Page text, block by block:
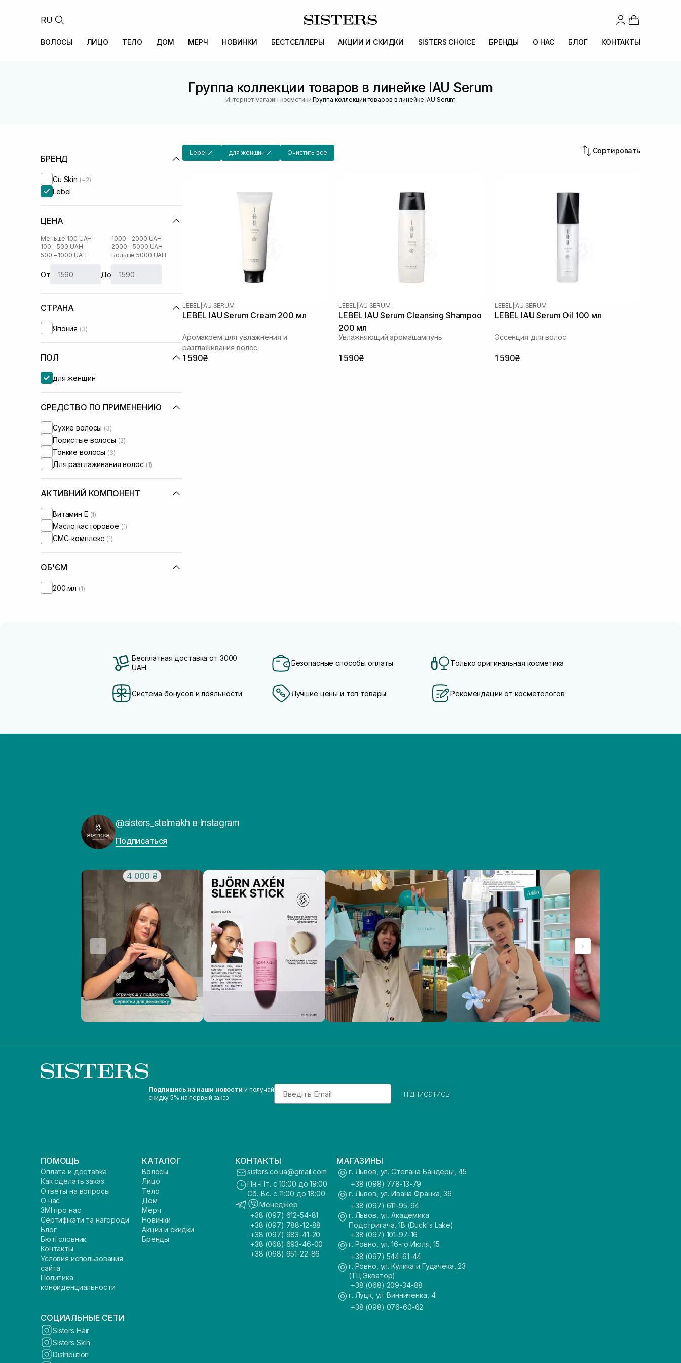
RU
ВОЛОСЫ ЛИЦО ТЕЛО ДОМ МЕРЧ НОВИНКИ БЕСТСЕЛЛЕРЫ АКЦИИ И СКИДКИ SISTERS CHOICE БРЕНДЫ О НАС БЛОГ КОНТАКТЫ
Группа коллекции товаров в линейке IAU Serum
Интернет магазин косметики |Группа коллекции товаров в линейке IAU Serum
БРЕНД
Cu Skin (+2)
Lebel
ЦЕНА
Меньше 100 UAH
100 – 500 UAH
500 – 1000 UAH
1000 – 2000 UAH
2000 – 5000 UAH
Больше 5000 UAH
От До
СТРАНА
Япония (3)
ПОЛ
для женщин
СРЕДСТВО ПО ПРИМЕНЕНИЮ
Сухие волосы (3)
Пористые волосы (2)
Тонкие волосы (3)
Для разглаживания волос (1)
АКТИВНИЙ КОМПОНЕНТ
Витамин Е (1)
Масло касторовое (1)
СМС-комплекс (1)
ОБ'ЄМ
200 мл (1)
Lebel для женщин Очистить все Сортировать
LEBEL IAU SERUM
LEBEL IAU Serum Cream 200 мл
Аромакрем для увлажнения и
разглаживания волос
1 590₴
LEBEL IAU SERUM
LEBEL IAU Serum Cleansing Shampoo
200 мл
Увлажняющий аромашампунь
1 590₴
LEBEL IAU SERUM
LEBEL IAU Serum Oil 100 мл
Эссенция для волос
1 590₴
Бесплатная доставка от 3000
UAH
Безопасные способы оплаты Только оригинальная косметика
Система бонусов и лояльности Лучшие цены и топ товары Рекомендации от косметологов
@sisters_stelmakh в Instagram
Подписаться
Подпишись на наши новости и получай
скидку 5% на первый заказ
Email
підписатись
ПОМОЩЬ
Оплата и доставка
Как сделать заказ
Ответы на вопросы
О нас
ЗМІ про нас
Сертифікати та нагороди
Блог
Бюті словник
Контакты
Условия использования
сайта
Политика
конфиденциальности
КАТАЛОГ
Волосы
Лицо
Тело
Дом
Мерч
Новинки
Акции и скидки
Бренды
КОНТАКТЫ
sisters.co.ua@gmail.com
Пн.-Пт. с 10:00 до 19:00
Сб.-Вс. с 11:00 до 18:00
Менеджер
+38 (097) 612-54-81
+38 (097) 788-12-88
+38 (097) 983-41-20
+38 (068) 693-46-00
+38 (068) 951-22-86
МАГАЗИНЫ
г. Львов, ул. Степана Бандеры, 45
+38 (098) 778-13-79
г. Львов, ул. Ивана Франка, 36
+38 (097) 611-95-94
г. Львов, ул. Академика
Подстригача, 1В (Duck's Lake)
+38 (097) 101-97-16
г. Ровно, ул. 16-го Июля, 15
+38 (097) 544-61-44
г. Ровно, ул. Кулика и Гудачека, 23
(ТЦ Экватор)
+38 (068) 209-34-88
г. Луцк, ул. Винниченка, 4
+38 (098) 076-60-62
СОЦИАЛЬНЫЕ СЕТИ
Sisters Hair
Sisters Skin
Distribution